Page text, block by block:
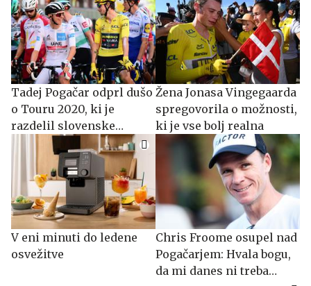
Tadej Pogačar odprl dušo
o Touru 2020, ki je
razdelil slovenske
navijače
Žena Jonasa Vingegaarda
spregovorila o možnosti,
ki je vse bolj realna
V eni minuti do ledene
osvežitve
Chris Froome osupel nad
Pogačarjem: Hvala bogu,
da mi danes ni treba